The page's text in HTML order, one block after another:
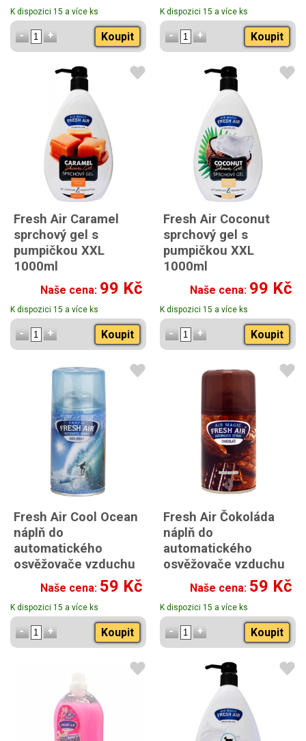
K dispozici 15 a více ks
Koupit
K dispozici 15 a více ks
Koupit
Fresh Air Caramel
sprchový gel s
pumpičkou XXL
1000ml
Naše cena: 99 Kč
K dispozici 15 a více ks
Koupit
Fresh Air Coconut
sprchový gel s
pumpičkou XXL
1000ml
Naše cena: 99 Kč
K dispozici 15 a více ks
Koupit
Fresh Air Cool Ocean
náplň do
automatického
osvěžovače vzduchu
260 ml
Naše cena: 59 Kč
K dispozici 15 a více ks
Koupit
Fresh Air Čokoláda
náplň do
automatického
osvěžovače vzduchu
260 ml
Naše cena: 59 Kč
K dispozici 15 a více ks
Koupit